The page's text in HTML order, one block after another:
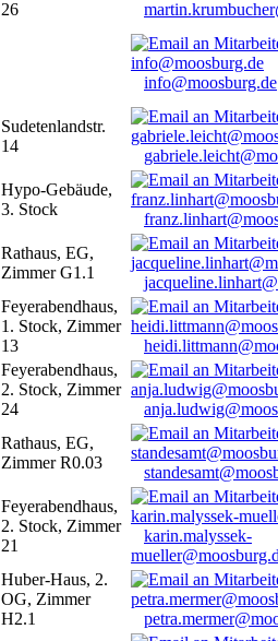
26
info@moosburg.de
Sudetenlandstr.
14
Hypo-Gebäude,
3. Stock
Rathaus, EG,
Zimmer G1.1
Feyerabendhaus,
1. Stock, Zimmer
13
Feyerabendhaus,
2. Stock, Zimmer
24
Rathaus, EG,
Zimmer R0.03
Feyerabendhaus,
2. Stock, Zimmer
21
karin.malyssek-
Huber-Haus, 2.
OG, Zimmer
H2.1